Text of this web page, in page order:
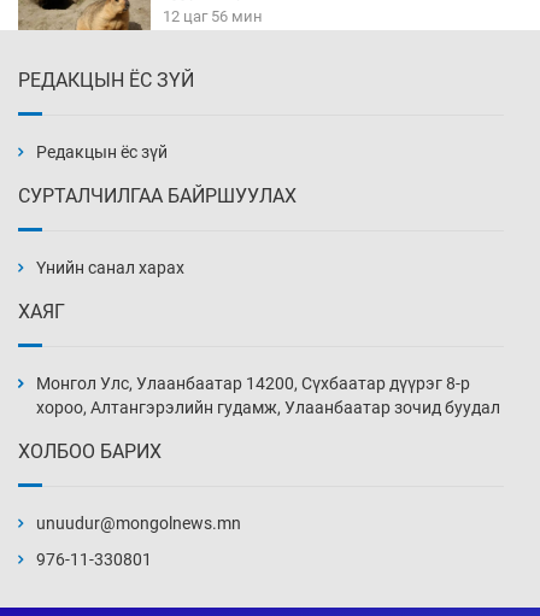
12 цаг 56 мин
13 цаг 26 мин
13 цаг 56 мин
14 цаг 26 мин
хэмжээг шинэчлэн тогтоох нь
РЕДАКЦЫН ЁС ЗҮЙ
Редакцын ёс зүй
СУРТАЛЧИЛГАА БАЙРШУУЛАХ
Үнийн санал харах
ХАЯГ
Монгол Улс, Улаанбаатар 14200, Сүхбаатар дүүрэг 8-р
хороо, Алтангэрэлийн гудамж, Улаанбаатар зочид буудал
ХОЛБОО БАРИХ
unuudur@mongolnews.mn
976-11-330801